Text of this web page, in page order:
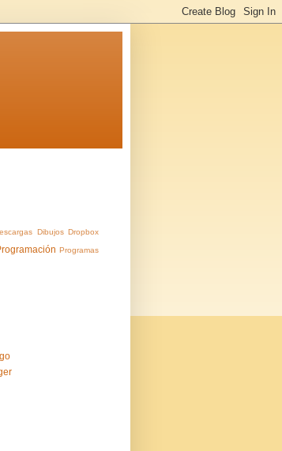
Dibujos Dropbox
Programas